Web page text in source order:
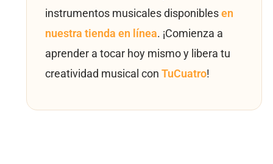
instrumentos musicales disponibles en
nuestra tienda en línea. ¡Comienza a
aprender a tocar hoy mismo y libera tu
creatividad musical con TuCuatro!